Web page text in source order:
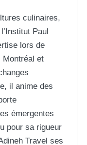
culinaires,
Paul
lors de
Montréal et
il anime des
émergentes
pour sa rigueur
Travel ses